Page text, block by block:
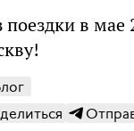
в мае